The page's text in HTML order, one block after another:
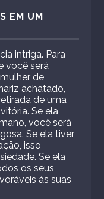
EM UM
intriga. Para
você será
de
achatado,
de uma
Se ela
você será
Se ela tiver
isso
Se ela
os seus
​​às suas